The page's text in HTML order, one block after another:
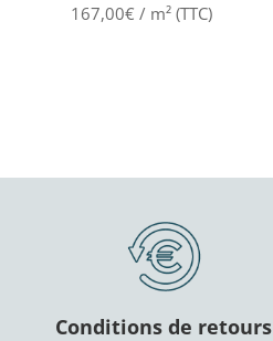
167,00€ / m² (TTC)
Conditions de retours